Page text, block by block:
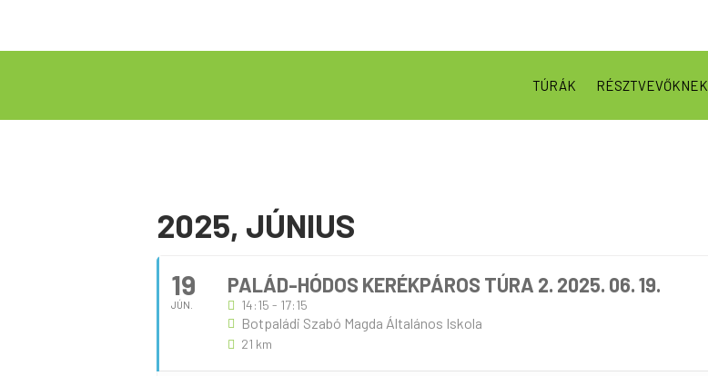
TÚRÁK RÉSZTVEVŐKNEK
2025, JÚNIUS
19
JÚN.
PALÁD-HÓDOS KERÉKPÁROS TÚRA 2. 2025. 06. 19.
14:15 - 17:15
Botpaládi Szabó Magda Általános Iskola
21 km